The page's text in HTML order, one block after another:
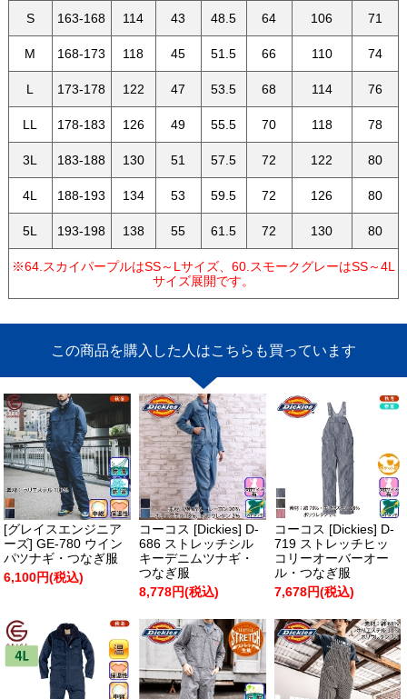
S 163-168 114 43 48.5 64 106 71
M 168-173 118 45 51.5 66 110 74
L 173-178 122 47 53.5 68 114 76
LL 178-183 126 49 55.5 70 118 78
3L 183-188 130 51 57.5 72 122 80
4L 188-193 134 53 59.5 72 126 80
5L 193-198 138 55 61.5 72 130 80
※64.スカイパープルはSS～Lサイズ、60.スモークグレーはSS～4L
サイズ展開です。
この商品を購入した人はこちらも買っています
[グレイスエンジニア
ーズ] GE-780 ウイン
パツナギ・つなぎ服
6,100円(税込)
コーコス [Dickies] D-
686 ストレッチシル
キーデニムツナギ・
つなぎ服
8,778円(税込)
コーコス [Dickies] D-
719 ストレッチヒッ
コリーオーバーオー
ル・つなぎ服
7,678円(税込)